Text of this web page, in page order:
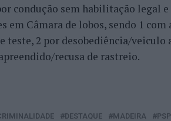
condução sem habilitação legal
em Câmara de lobos, sendo 1
teste, 2 por desobediência/veiculo
recusa de rastreio.
DESTAQUE MADEIRA PSP